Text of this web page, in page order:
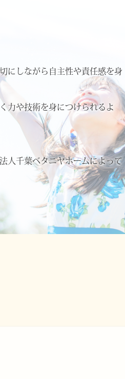
にしながら自主性や責任感を身
力や技術を身につけられるよ
人千葉ベタニヤホームによって